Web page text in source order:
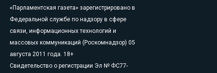
«Парламентская газета» зарегистрировано в
Федеральной службе по надзору в сфере
связи, информационных технологий и
массовых коммуникаций (Роскомнадзор) 05
августа 2011 года. 18+
Свидетельство о регистрации Эл № ФС77-